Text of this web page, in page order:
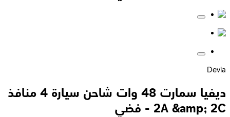
Devia
ديفيا سمارت 48 وات شاحن سيارة 4 منافذ
2A &amp; 2C - فضي